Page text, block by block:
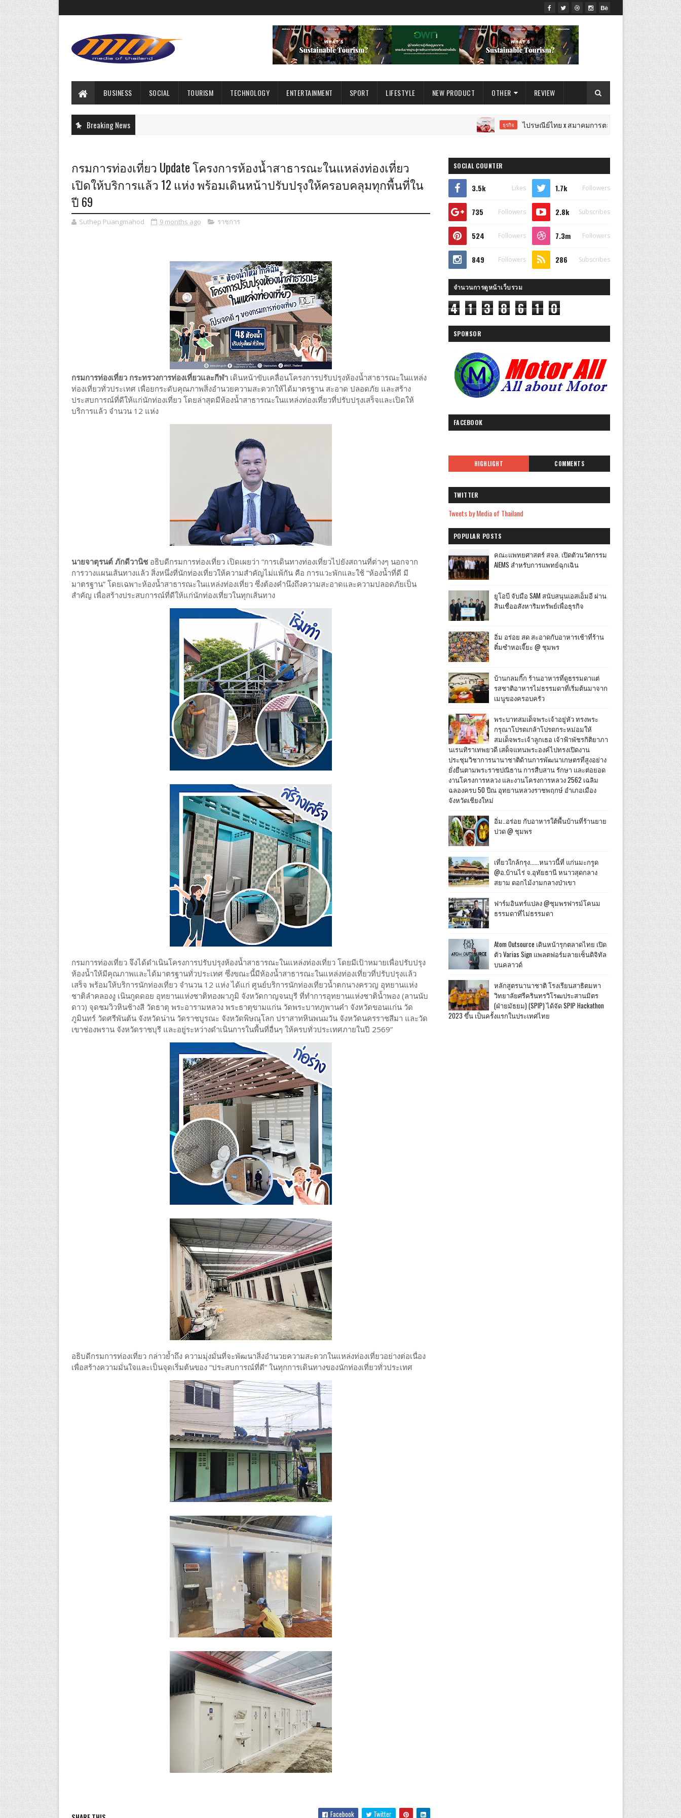
BUSINESS SOCIAL TOURISM TECHNOLOGY ENTERTAINMENT SPORT LIFESTYLE NEW PRODUCT OTHER REVIEW
Breaking News ธุรกิจ ไปรษณีย์ไทย x สมาคมการตลาดฯ เปิดเวทีแจ้งเกิดนักการตลาด
กรมการท่องเที่ยว Update โครงการห้องน้ำสาธารณะในแหล่งท่องเที่ยว
เปิดให้บริการแล้ว 12 แห่ง พร้อมเดินหน้าปรับปรุงให้ครอบคลุมทุกพื้นที่ใน
ปี 69
Suthep Puangmahod 9 months ago ราชการ
กรมการท่องเที่ยว กระทรวงการท่องเที่ยวและกีฬา เดินหน้าขับเคลื่อนโครงการปรับปรุงห้องน้ำสาธารณะในแหล่ง
ท่องเที่ยวทั่วประเทศ เพื่อยกระดับคุณภาพสิ่งอำนวยความสะดวกให้ได้มาตรฐาน สะอาด ปลอดภัย และสร้าง
ประสบการณ์ที่ดีให้แก่นักท่องเที่ยว โดยล่าสุดมีห้องน้ำสาธารณะในแหล่งท่องเที่ยวที่ปรับปรุงเสร็จและเปิดให้
บริการแล้ว จำนวน 12 แห่ง
นายจาตุรนต์ ภักดีวานิชอธิบดีกรมการท่องเที่ยว เปิดเผยว่า “การเดินทางท่องเที่ยวไปยังสถานที่ต่างๆ นอกจาก
การวางแผนเส้นทางแล้ว สิ่งหนึ่งที่นักท่องเที่ยวให้ความสำคัญไม่แพ้กัน คือ การแวะพักและใช้ “ห้องน้ำที่ดี มี
มาตรฐาน” โดยเฉพาะห้องน้ำสาธารณะในแหล่งท่องเที่ยว ซึ่งต้องคำนึงถึงความสะอาดและความปลอดภัยเป็น
สำคัญ เพื่อสร้างประสบการณ์ที่ดีให้แก่นักท่องเที่ยวในทุกเส้นทาง
กรมการท่องเที่ยว จึงได้ดำเนินโครงการปรับปรุงห้องน้ำสาธารณะในแหล่งท่องเที่ยว โดยมีเป้าหมายเพื่อปรับปรุง
ห้องน้ำให้มีคุณภาพและได้มาตรฐานทั่วประเทศ ซึ่งขณะนี้มีห้องน้ำสาธารณะในแหล่งท่องเที่ยวที่ปรับปรุงแล้ว
เสร็จ พร้อมให้บริการนักท่องเที่ยว จำนวน 12 แห่ง ได้แก่ ศูนย์บริการนักท่องเที่ยวน้ำตกนางครวญ อุทยานแห่ง
ชาติลำคลองงู เนินกูดดอย อุทยานแห่งชาติทองผาภูมิ จังหวัดกาญจนบุรี ที่ทำการอุทยานแห่งชาติน้ำพอง (ลานนับ
ดาว) จุดชมวิวหินช้างสี วัดธาตุ พระอารามหลวง พระธาตุขามแก่น วัดพระบาทภูพานคำ จังหวัดขอนแก่น วัด
ภูมินทร์ วัดศรีพันต้น จังหวัดน่าน วัดราชบูรณะ จังหวัดพิษณุโลก ปราสาทหินพนมวัน จังหวัดนครราชสีมา และวัด
เขาช่องพราน จังหวัดราชบุรี และอยู่ระหว่างดำเนินการในพื้นที่อื่นๆ ให้ครบทั่วประเทศภายในปี 2569”
อธิบดีกรมการท่องเที่ยว กล่าวย้ำถึง ความมุ่งมั่นที่จะพัฒนาสิ่งอำนวยความสะดวกในแหล่งท่องเที่ยวอย่างต่อเนื่อง
เพื่อสร้างความมั่นใจและเป็นจุดเริ่มต้นของ “ประสบการณ์ที่ดี” ในทุกการเดินทางของนักท่องเที่ยวทั่วประเทศ
Facebook Twitter
SOCIAL COUNTER
3.5k Likes 1.7k Followers
735 Followers 2.8k Subscribes
524 Followers 7.3m Followers
849 Followers 286 Subscribes
จำนวนการดูหน้าเว็บรวม
4 1 3 8 6 1 0
SPONSOR
FACEBOOK
HIGHLIGHT COMMENTS
TWITTER
Tweets by Media of Thailand
POPULAR POSTS
คณะแพทยศาสตร์ สจล. เปิดตัวนวัตกรรม
AIEMS สำหรับการแพทย์ฉุกเฉิน
ยูโอบี จับมือ SAM สนับสนุนเอสเอ็มอี ผ่าน
สินเชื่ออสังหาริมทรัพย์เพื่อธุรกิจ
อิ่ม อร่อย สด สะอาดกับอาหารเช้าที่ร้าน
ติ๋มซำหอเจี๊ยะ @ ชุมพร
บ้านกลมกิ๊ก ร้านอาหารที่ดูธรรมดาแต่
รสชาติอาหารไม่ธรรมดาที่เริ่มต้นมาจาก
เมนูของครอบครัว
พระบาทสมเด็จพระเจ้าอยู่หัว ทรงพระ
กรุณาโปรดเกล้าโปรดกระหม่อมให้
สมเด็จพระเจ้าลูกเธอ เจ้าฟ้าพัชรกิติยาภา
นเรนทิราเทพยวดี เสด็จแทนพระองค์ไปทรงเปิดงาน
ประชุมวิชาการนานาชาติด้านการพัฒนาเกษตรที่สูงอย่าง
ยั่งยืนตามพระราชปณิธาน การสืบสาน รักษา และต่อยอด
งานโครงการหลวง และงานโครงการหลวง 2562 เฉลิม
ฉลองครบ 50 ปีณ อุทยานหลวงราชพฤกษ์ อำเภอเมือง
จังหวัดเชียงใหม่
อิ่ม..อร่อย กับอาหารใต้พื้นบ้านที่ร้านยาย
ปวด @ ชุมพร
เที่ยวใกล้กรุง......หนาวนี้ที่ แก่นมะกรูด
@อ.บ้านไร่ จ.อุทัยธานี หนาวสุดกลาง
สยาม ดอกไม้งามกลางป่าเขา
ฟาร์มอินทร์แปลง @ชุมพรฟารม์โคนม
ธรรมดาที่ไม่ธรรมดา
Atom Outsource เดินหน้ารุกตลาดไทย เปิด
ตัว Varias Sign แพลตฟอร์มลายเซ็นดิจิทัล
บนคลาวด์
หลักสูตรนานาชาติ โรงเรียนสาธิตมหา
วิทยาลัยศรีครินทรวิโรฒประสานมิตร
(ฝ่ายมัธยม) (SPIP) ได้จัด SPIP Hackathon
2023 ขึ้น เป็นครั้งแรกในประเทศไทย